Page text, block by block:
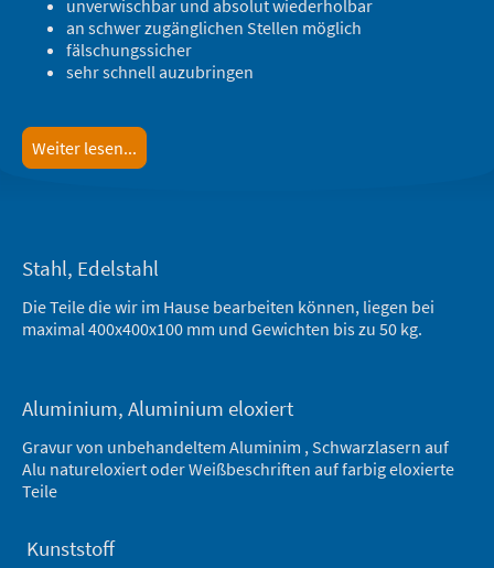
unverwischbar und absolut wiederholbar
an schwer zugänglichen Stellen möglich
fälschungssicher
sehr schnell auzubringen
Weiter lesen...
Stahl, Edelstahl
Die Teile die wir im Hause bearbeiten können, liegen bei
maximal 400x400x100 mm und Gewichten bis zu 50 kg.
Aluminium, Aluminium eloxiert
Gravur von unbehandeltem Aluminim , Schwarzlasern auf
Alu natureloxiert oder Weißbeschriften auf farbig eloxierte
Teile
Kunststoff